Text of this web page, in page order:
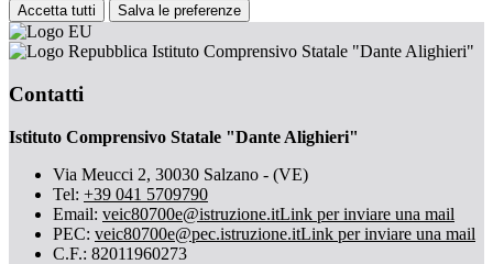
Accetta tutti Salva le preferenze
Istituto Comprensivo Statale "Dante Alighieri"
Contatti
Istituto Comprensivo Statale "Dante Alighieri"
Via Meucci 2, 30030 Salzano - (VE)
Tel: +39 041 5709790
Email: veic80700e@istruzione.itLink per inviare una mail
PEC: veic80700e@pec.istruzione.itLink per inviare una mail
C.F.: 82011960273